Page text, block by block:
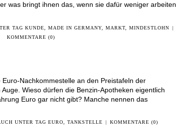
was bringt ihnen das, wenn sie dafür weniger arbeiten
TAG KUNDE MADE IN GERMANY, MARKT, MINDESTLOHN
|
KOMMENTARE (0)
Nachkommestelle an den Preistafeln der
Wieso dürfen die Benzin-Apotheken eigentlich
Euro gar nicht gibt? Manche nennen das
UNTER TAG EURO, TANKSTELLE | KOMMENTARE (0)